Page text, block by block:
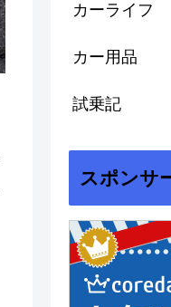
カーライフ
カー用品
試乗記
スポンサ